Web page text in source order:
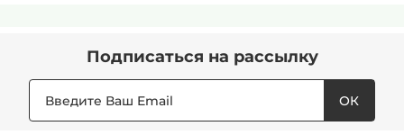
Подписаться на рассылку
ОК